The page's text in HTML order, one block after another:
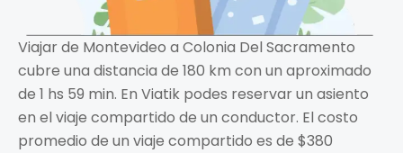
Viajar de Montevideo a Colonia Del Sacramento
cubre una distancia de 180 km con un aproximado
de 1 hs 59 min. En Viatik podes reservar un asiento
en el viaje compartido de un conductor. El costo
promedio de un viaje compartido es de $380